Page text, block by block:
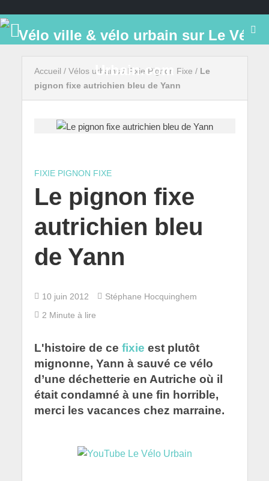
Accueil / Vélos urbains / Fixie Pignon Fixe / Le
pignon fixe autrichien bleu de Yann
FIXIE PIGNON FIXE
Le pignon fixe
autrichien bleu
de Yann
10 juin 2012
Stéphane Hocquinghem
2 Minute à lire
L'histoire de ce fixie est plutôt
mignonne, Yann à sauvé ce vélo
d’une déchetterie en Autriche où il
était condamné à une fin horrible,
merci les vacances chez marraine.